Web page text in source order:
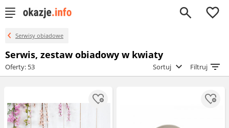
0
Serwisy obiadowe
Serwis, zestaw obiadowy w kwiaty
Oferty: 53 Sortuj Filtruj